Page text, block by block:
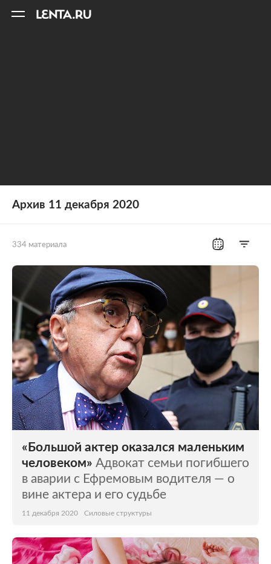
Архив 11 декабря 2020
334 материала
Все рубрики
Мир Бывший СССР
Экономика Силовые структуры
Наука и техника Спорт
Культура Интернет и СМИ
Ценности Путешествия
Из жизни Среда обитания
Забота о себе
«Большой актер оказался маленьким
человеком» Адвокат семьи погибшего
в аварии с Ефремовым водителя — о
вине актера и его судьбе
11 декабря 2020 Силовые структуры